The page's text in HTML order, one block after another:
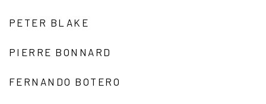
PETER BLAKE
PIERRE BONNARD
FERNANDO BOTERO